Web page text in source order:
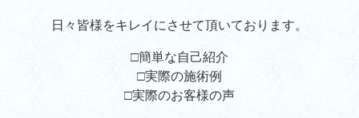
日々皆様をキレイにさせて頂いております。
□簡単な自己紹介
□実際の施術例
□実際のお客様の声